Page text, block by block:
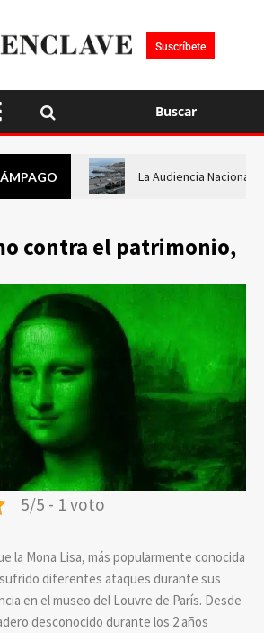
Suscríbete
Buscar
La Audiencia Nacional
contra el patrimonio,
5/5 - 1 voto
la Mona Lisa, más popularmente conocida
sufrido diferentes ataques durante sus
en el museo del Louvre de París. Desde
desconocido durante los 2 años